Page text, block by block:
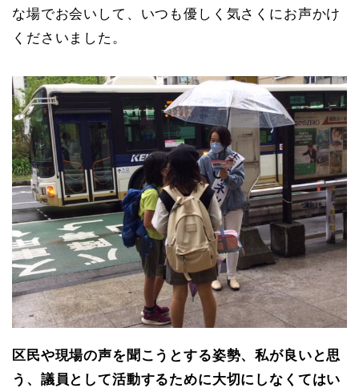
な場でお会いして、いつも優しく気さくにお声かけ
くださいました。
区民や現場の声を聞こうとする姿勢、私が良いと思
う、議員として活動するために大切にしなくてはい